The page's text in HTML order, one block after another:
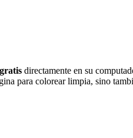
directamente en su
para colorear limpia, sino